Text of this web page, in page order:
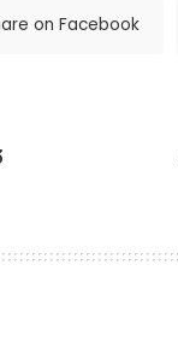
on Facebook